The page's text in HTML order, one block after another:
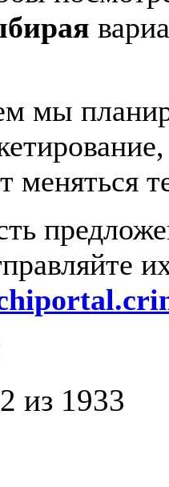
мы
меняться
из 1933